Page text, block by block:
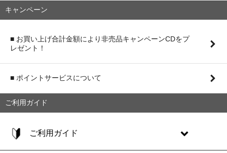
キャンペーン
■ お買い上げ合計金額により非売品キャンペーンCDをプ
レゼント！
■ ポイントサービスについて
ご利用ガイド
ご利用ガイド